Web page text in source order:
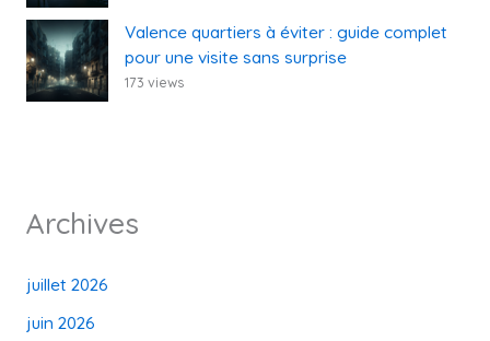
Valence quartiers à éviter : guide complet
pour une visite sans surprise
173 views
Archives
juillet 2026
juin 2026